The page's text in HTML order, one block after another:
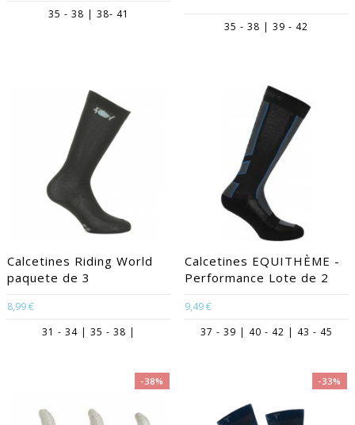
35 - 38 | 38- 41
35 - 38 | 39 - 42
Calcetines Riding World
paquete de 3
8,99 €
31 - 34 | 35 - 38 |
Calcetines EQUITHÈME -
Performance Lote de 2
9,49 €
37 - 39 | 40 - 42 | 43 - 45
-38% -33%